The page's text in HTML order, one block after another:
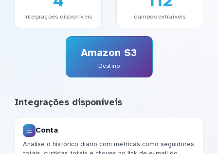
integrações disponíveis campos extraíveis
Amazon S3
Destino
Integrações disponíveis
Conta
Analise o histórico diário com métricas como seguidores